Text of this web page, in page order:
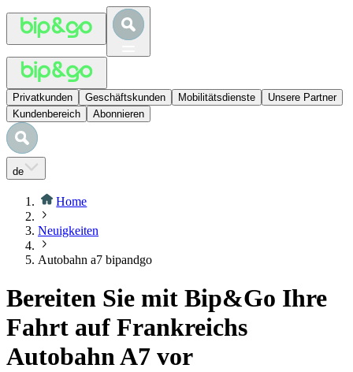
Privatkunden Geschäftskunden Mobilitätsdienste
Unsere Partner
Kundenbereich
Abonnieren
de
Home
Neuigkeiten
Autobahn a7 bipandgo
Bereiten Sie mit Bip&Go Ihre
Fahrt auf Frankreichs
Autobahn A7 vor